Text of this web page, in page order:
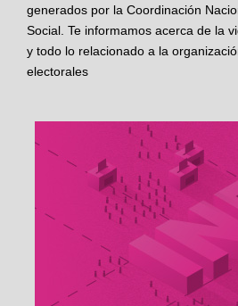
generados por la Coordinación
Social. Te informamos acerca de la
y todo lo relacionado a la
electorales